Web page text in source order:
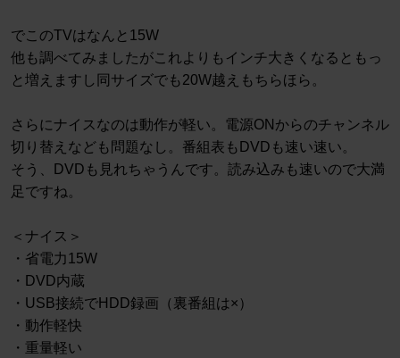
でこのTVはなんと15W
他も調べてみましたがこれよりもインチ大きくなるともっ
と増えますし同サイズでも20W越えもちらほら。
さらにナイスなのは動作が軽い。電源ONからのチャンネル
切り替えなども問題なし。番組表もDVDも速い速い。
そう、DVDも見れちゃうんです。読み込みも速いので大満
足ですね。
＜ナイス＞
・省電力15W
・DVD内蔵
・USB接続でHDD録画（裏番組は×）
・動作軽快
・重量軽い